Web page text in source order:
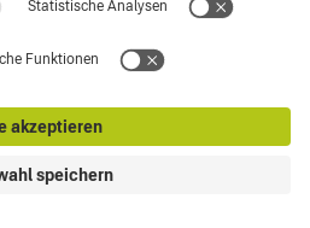
Kosten (z.B. Provisionen,
nach Material- und
ist eine marktgerechte